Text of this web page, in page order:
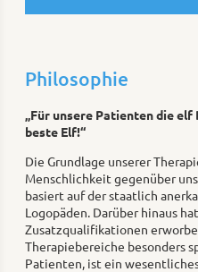
Philosophie
„Für unsere Patienten die elf
beste Elf!“
Die Grundlage unserer
Menschlichkeit gegenüber
basiert auf der staatlich
Logopäden. Darüber hinaus
Zusatzqualifikationen
Therapiebereiche besonders
Patienten, ist ein